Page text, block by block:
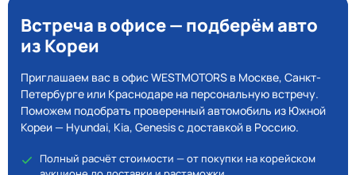
Встреча в офисе — подберём авто
из Кореи
Приглашаем вас в офис WESTMOTORS в Москве, Санкт-
Петербурге или Краснодаре на персональную встречу.
Поможем подобрать проверенный автомобиль из Южной
Кореи — Hyundai, Kia, Genesis с доставкой в Россию.
Полный расчёт стоимости — от покупки на корейском